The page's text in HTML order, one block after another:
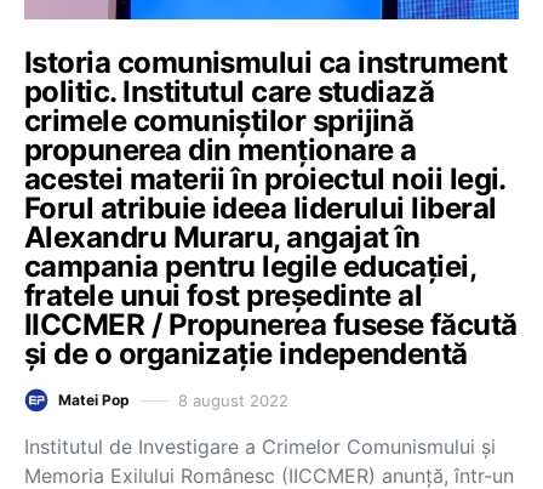
Istoria comunismului ca instrument
politic. Institutul care studiază
crimele comuniștilor sprijină
propunerea din menționare a
acestei materii în proiectul noii legi.
Forul atribuie ideea liderului liberal
Alexandru Muraru, angajat în
campania pentru legile educației,
fratele unui fost președinte al
IICCMER / Propunerea fusese făcută
și de o organizație independentă
Matei Pop 8 august 2022
Institutul de Investigare a Crimelor Comunismului și
Memoria Exilului Românesc (IICCMER) anunță, într-un